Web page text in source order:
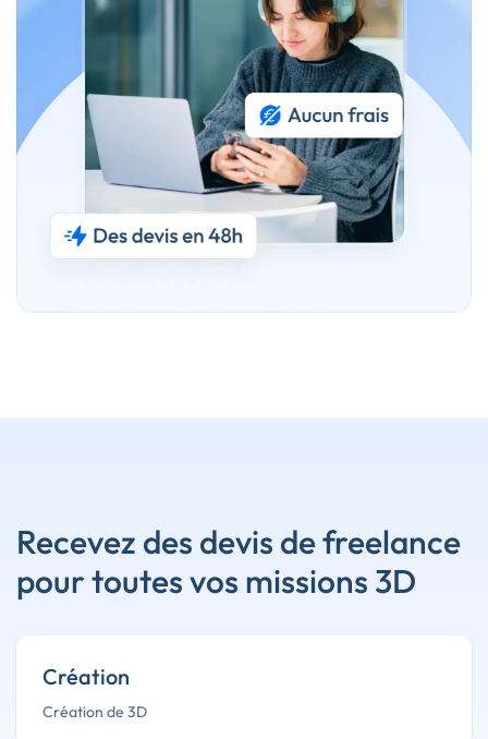
Recevez des devis de freelance
pour toutes vos missions 3D
Création
Création de 3D